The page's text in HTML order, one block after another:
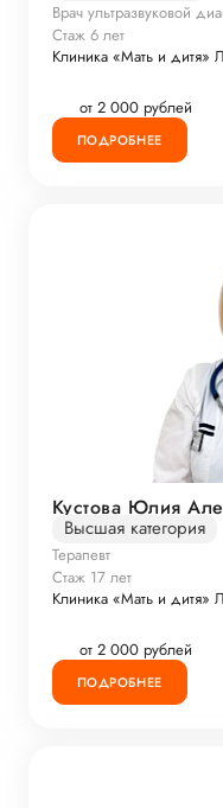
Врач ультразвуковой
Стаж 6 лет
Клиника «Мать и дитя»
от 2 000 рублей
ПОДРОБНЕЕ
Кустова Юлия
Высшая категория
Терапевт
Стаж 17 лет
Клиника «Мать и дитя»
от 2 000 рублей
ПОДРОБНЕЕ